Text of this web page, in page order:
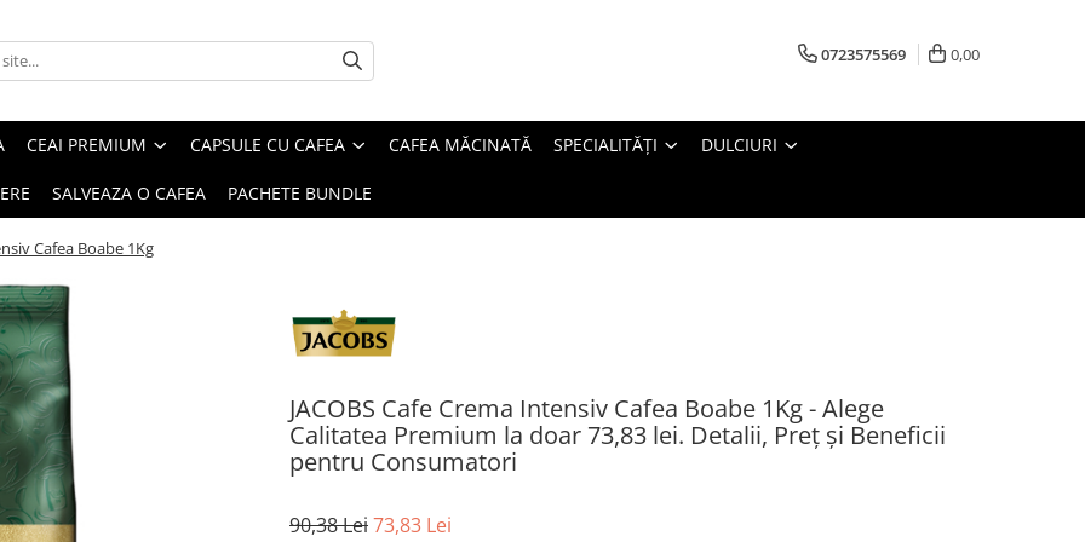
0723575569 0,00
CEAI PREMIUM CAPSULE CU CAFEA CAFEA MĂCINATĂ SPECIALITĂȚI DULCIURI
SALVEAZA O CAFEA PACHETE BUNDLE
Cafea Boabe 1Kg
JACOBS Cafe Crema Intensiv Cafea Boabe 1Kg - Alege
Calitatea Premium la doar 73,83 lei. Detalii, Preț și Beneficii
pentru Consumatori
90,38 Lei73,83 Lei